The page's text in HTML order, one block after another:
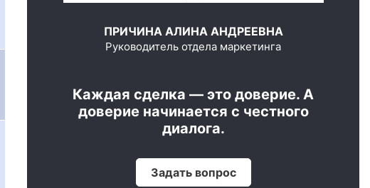
ПРИЧИНА АЛИНА АНДРЕЕВНА
Руководитель отдела маркетинга
Каждая сделка — это доверие. А
доверие начинается с честного
диалога.
Задать вопрос